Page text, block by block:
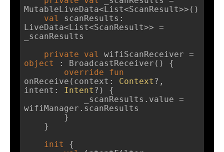
MutableLiveData<List<ScanResult>>()
val
scanResults:
LiveData<List<ScanResult>> =
_scanResults
private
val
object
: BroadcastReceiver() {
override
fun
onReceive (context: Context ?,
intent: Intent ?)
{
wifiManager.scanResults
init
{